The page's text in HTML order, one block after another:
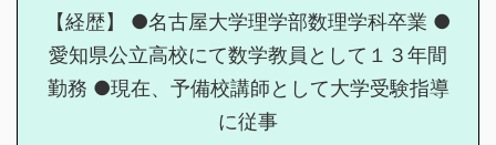
【経歴】 ●名古屋大学理学部数理学科卒業 ●
愛知県公立高校にて数学教員として１３年間
勤務 ●現在、予備校講師として大学受験指導
に従事